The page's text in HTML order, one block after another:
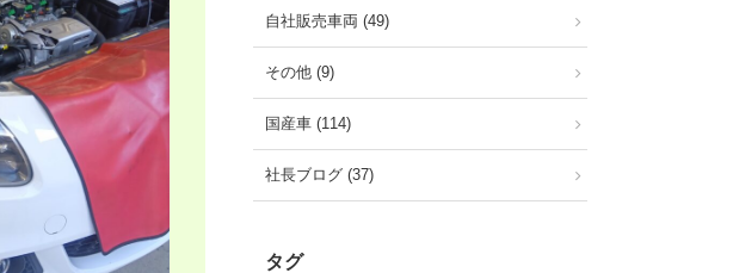
自社販売車両 (49)
その他 (9)
国産車 (114)
社長ブログ (37)
タグ